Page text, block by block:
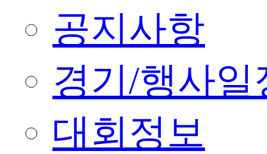
공지사항
경기/행사일
대회정보